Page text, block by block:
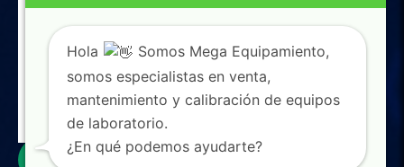
Hola
Somos Mega Equipamiento,
somos especialistas en venta,
mantenimiento y calibración de equipos
de laboratorio.
¿En qué podemos ayudarte?